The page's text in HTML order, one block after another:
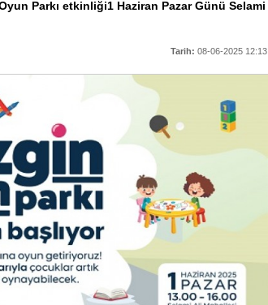
Parkı etkinliği1 Haziran Pazar Günü Selami
Tarih: 08-06-2025 12:13